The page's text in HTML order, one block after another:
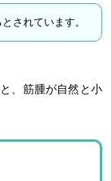
されています。
、筋腫が自然と小